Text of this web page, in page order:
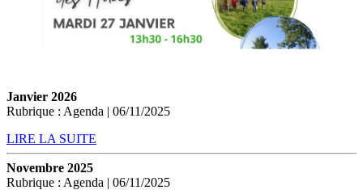
Janvier 2026
Rubrique : Agenda | 06/11/2025
LIRE LA SUITE
Novembre 2025
Rubrique : Agenda | 06/11/2025